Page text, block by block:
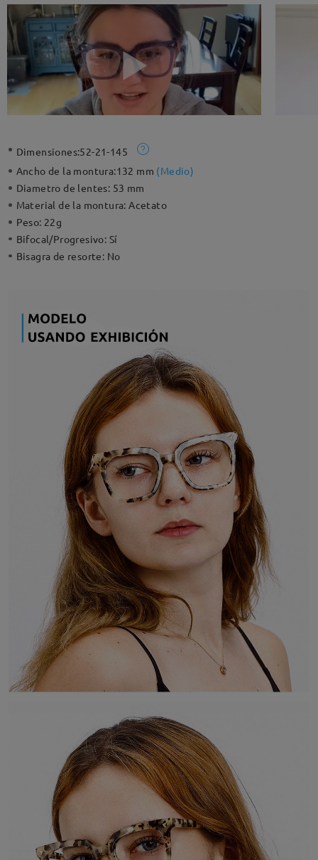
Dimensiones:52-21-145
Ancho de la montura:132 mm (Medio)
Diametro de lentes: 53 mm
Material de la montura:Acetato
Peso: 22g
Bifocal/Progresivo: Sí
Bisagra de resorte: No